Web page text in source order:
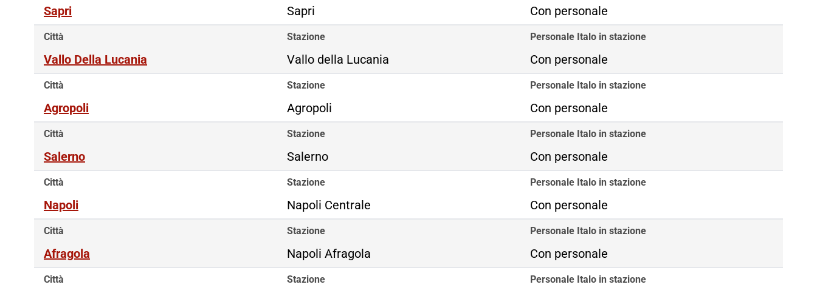
Sapri Sapri Con personale
Città
Vallo Della Lucania
Stazione
Vallo della Lucania
Personale Italo in stazione
Con personale
Città
Agropoli
Stazione
Agropoli
Personale Italo in stazione
Con personale
Città
Salerno
Stazione
Salerno
Personale Italo in stazione
Con personale
Città
Napoli
Stazione
Napoli Centrale
Personale Italo in stazione
Con personale
Città
Afragola
Stazione
Napoli Afragola
Personale Italo in stazione
Con personale
Città Stazione Personale Italo in stazione